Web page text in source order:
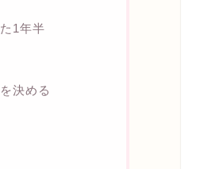
1年半
決める